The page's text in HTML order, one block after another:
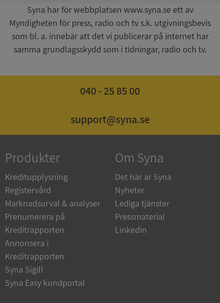
Syna har för webbplatsen www.syna.se ett av
Myndigheten för press, radio och tv s.k. utgivningsbevis
som bl. a. innebär att det vi publicerar på internet har
samma grundlagsskydd som i tidningar, radio och tv.
040 - 25 85 00
support@syna.se
Produkter
Kreditupplysning
Registervård
Marknadsurval & analyser
Prenumerera på
Kreditrapporten
Annonsera i
Kreditrapporten
Syna Sigill
Syna Easy kundportal
Om Syna
Det här är Syna
Nyheter
Lediga tjänster
Pressmaterial
Linkedin
Corporation
Corporation
.syna.se
__RequestVerificationToken
Microsoft